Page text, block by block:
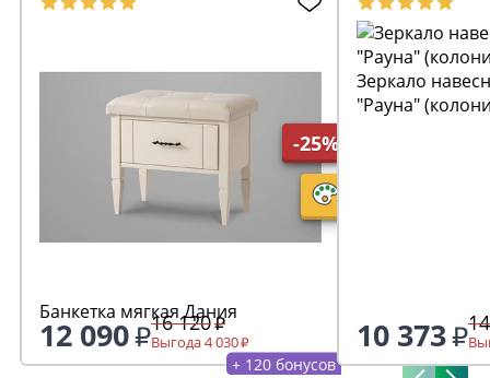
-25%
Банкетка мягкая Дания
12 090 16 120
Выгода 4 030
+ 120 бонусов
Зеркало
"Рауна"
10 373